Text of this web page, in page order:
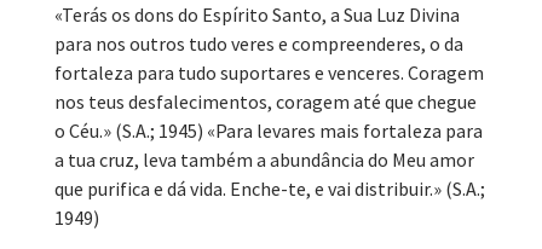
«Terás os dons do Espírito Santo, a Sua Luz Divina
para nos outros tudo veres e compreenderes, o da
fortaleza para tudo suportares e venceres. Coragem
nos teus desfalecimentos, coragem até que chegue
o Céu.» (S.A.; 1945) «Para levares mais fortaleza para
a tua cruz, leva também a abundância do Meu amor
que purifica e dá vida. Enche-te, e vai distribuir.» (S.A.;
1949)